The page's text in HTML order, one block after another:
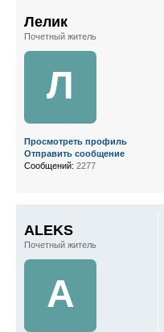
Лелик
Почетный житель
Л
Просмотреть профиль
Отправить сообщение
Сообщений: 2277
ALEKS
Почетный житель
A